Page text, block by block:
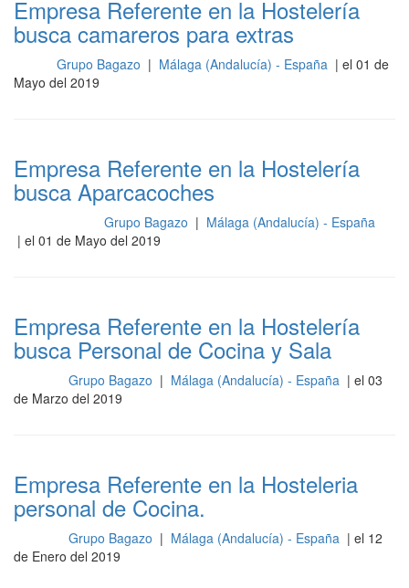
Empresa Referente en la Hostelería
busca camareros para extras
Grupo Bagazo | Málaga (Andalucía) - España | el 01 de
Mayo del 2019
Empresa Referente en la Hostelería
busca Aparcacoches
Grupo Bagazo | Málaga (Andalucía) - España
| el 01 de Mayo del 2019
Empresa Referente en la Hostelería
busca Personal de Cocina y Sala
Grupo Bagazo | Málaga (Andalucía) - España | el 03
de Marzo del 2019
Empresa Referente en la Hosteleria
personal de Cocina.
Grupo Bagazo | Málaga (Andalucía) - España | el 12
de Enero del 2019